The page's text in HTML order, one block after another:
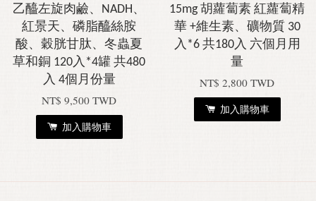
乙醯左旋肉鹼、NADH、
紅景天、磷脂醯絲胺
酸、穀胱甘肽、冬蟲夏
草和銅 120入*4罐 共480
入 4個月份量
NT$ 9,500 TWD
加入購物車
15mg 胡蘿蔔素 紅蘿蔔精
華 +維生素、礦物質 30
入*6 共180入 六個月用
量
NT$ 2,800 TWD
加入購物車